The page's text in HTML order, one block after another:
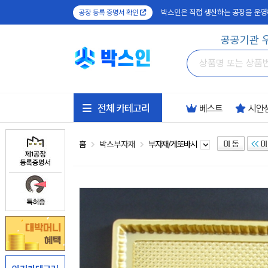
공장 등록 증명서 확인 박스인은 직접 생산하는 공장을 운
공공기관
전체 카테고리 베스트 시안
홈 박스부자재 부자재/게또바시